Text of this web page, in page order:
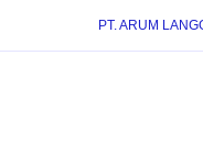
PT. ARUM